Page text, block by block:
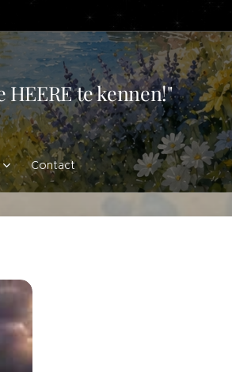
HEERE te kennen!"
Contact